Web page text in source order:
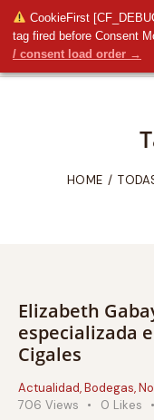
CookieFirst
tag fired before Consent
/ consent load order →
HOME
Elizabeth
especializada
Cigales
Actualidad,Bodegas,
706 Views 0 Likes